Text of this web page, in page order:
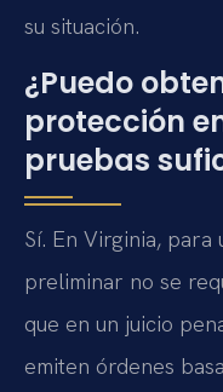
su situación.
¿Puedo
protección
pruebas
Sí. En Virginia,
preliminar no se
que en un juicio
emiten órdenes